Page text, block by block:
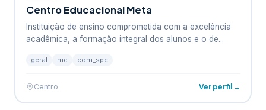
Centro Educacional Meta
Instituição de ensino comprometida com a excelência
acadêmica, a formação integral dos alunos e o de...
geral me com_spc
Centro Ver perfil →